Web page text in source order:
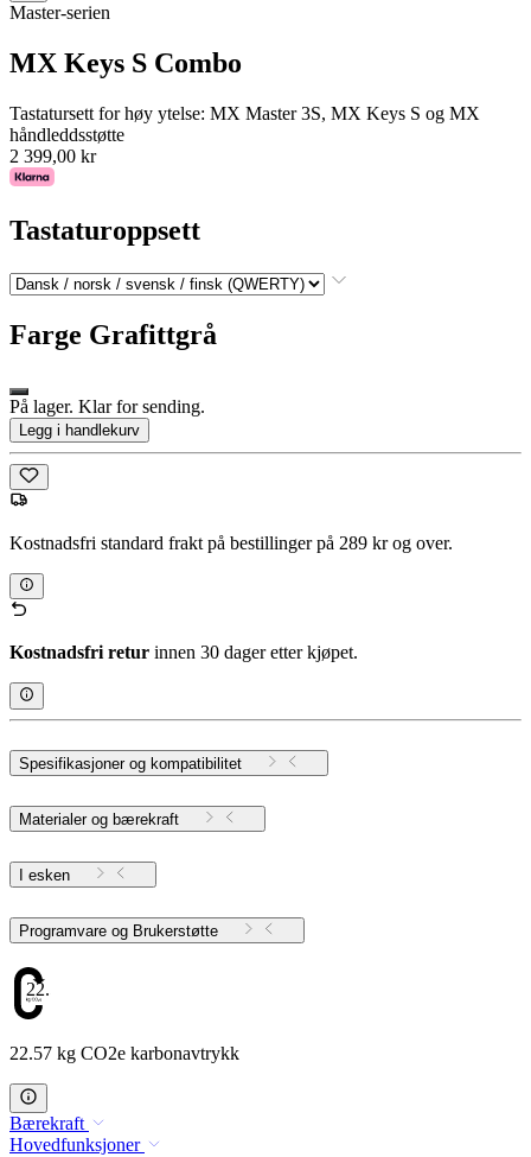
Master-serien
MX Keys S Combo
Tastatursett for høy ytelse: MX Master 3S, MX Keys S og MX
håndleddsstøtte
2 399,00 kr
Tastaturoppsett
Farge Grafittgrå
På lager. Klar for sending.
Legg i handlekurv
Kostnadsfri standard frakt på bestillinger på 289 kr og over.
Kostnadsfri retur innen 30 dager etter kjøpet.
Spesifikasjoner og kompatibilitet
Materialer og bærekraft
I esken
Programvare og Brukerstøtte
22.57
22.57 kg CO2e karbonavtrykk
Bærekraft
Hovedfunksjoner